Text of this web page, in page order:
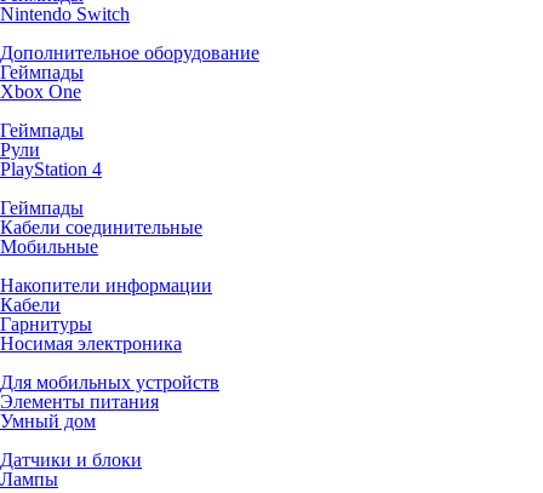
Nintendo Switch
Дополнительное оборудование
Геймпады
Xbox One
Геймпады
Рули
PlayStation 4
Геймпады
Кабели соединительные
Мобильные
Накопители информации
Кабели
Гарнитуры
Носимая электроника
Для мобильных устройств
Элементы питания
Умный дом
Датчики и блоки
Лампы